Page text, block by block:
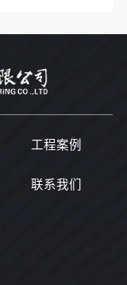
工程案例
联系我们